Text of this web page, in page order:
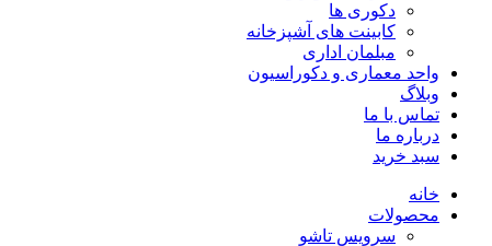
دکوری ها
کابینت های آشپزخانه
مبلمان اداری
واحد معماری و دکوراسیون
وبلاگ
تماس با ما
درباره ما
سبد خرید
خانه
محصولات
سرویس تاشو